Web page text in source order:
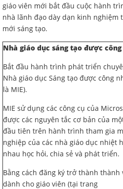
giáo viên mới bắt đầu cuộc hành
nhà lãnh đạo dày dạn kinh nghiệm
mới sáng tạo.
Nhà giáo dục sáng tạo được
Bắt đầu hành trình phát triển
Nhà giáo dục Sáng tạo được công
là MIE).
MIE sử dụng các công cụ của
được các nguyên tắc cơ bản của
đầu tiên trên hành trình tham gia
nghiệp của các nhà giáo dục nhiệt
nhau học hỏi, chia sẻ và phát triển.
Bằng cách đăng ký trở thành
dành cho giáo viên (tại trang